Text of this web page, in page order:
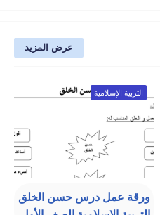
عرض المزيد
التربية الإسلامية
ورقة عمل درس حسن الخلق